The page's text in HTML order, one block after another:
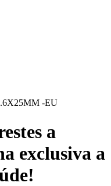
de Infeções
Urologia
Cirúrgicas
de Saúde -EU
a
exclusiva a